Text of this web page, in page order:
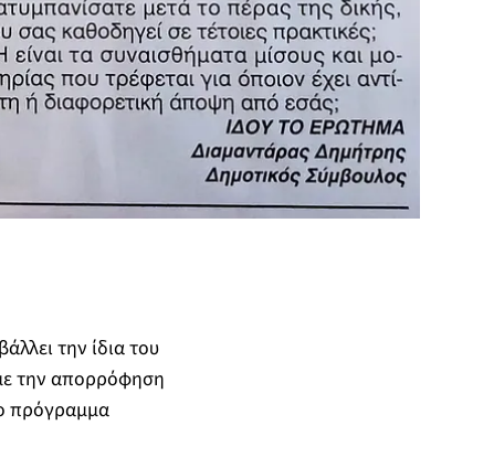
την ίδια του
την απορρόφηση
πρόγραμμα